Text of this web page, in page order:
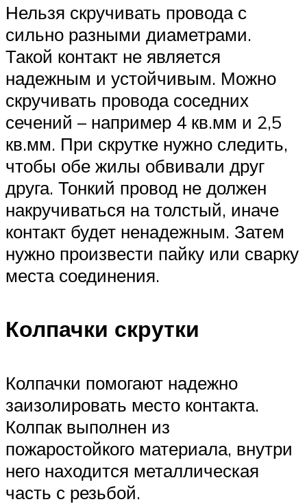
Нельзя скручивать провода с
сильно разными диаметрами.
Такой контакт не является
надежным и устойчивым. Можно
скручивать провода соседних
сечений – например 4 кв.мм и 2,5
кв.мм. При скрутке нужно следить,
чтобы обе жилы обвивали друг
друга. Тонкий провод не должен
накручиваться на толстый, иначе
контакт будет ненадежным. Затем
нужно произвести пайку или сварку
места соединения.
Колпачки скрутки
Колпачки помогают надежно
заизолировать место контакта.
Колпак выполнен из
пожаростойкого материала, внутри
него находится металлическая
часть с резьбой.